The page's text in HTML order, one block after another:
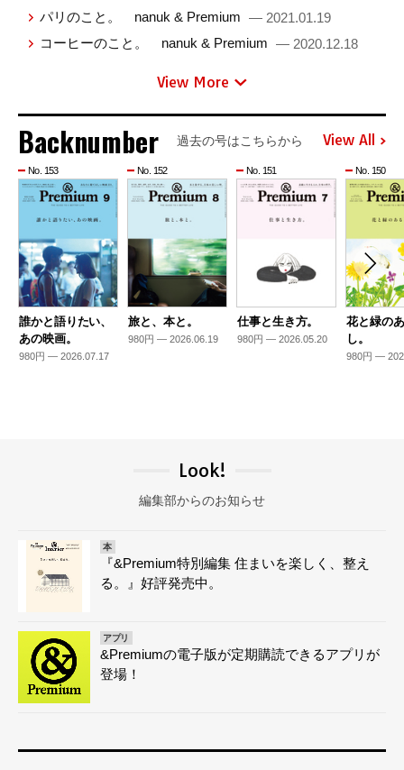
パリのこと。 nanuk & Premium — 2021.01.19
コーヒーのこと。 nanuk & Premium — 2020.12.18
View More
Backnumber 過去の号はこちらから View All
No. 153
誰かと語りたい、
あの映画。
980円 — 2026.07.17
No. 152
旅と、本と。
980円 — 2026.06.19
No. 151
仕事と生き方。
980円 — 2026.05.20
No. 150
花と緑の
し。
980円 —
Look!
編集部からのお知らせ
本
『&Premium特別編集 住まいを楽しく、整え
る。』好評発売中。
アプリ
&Premiumの電子版が定期購読できるアプリが
登場！